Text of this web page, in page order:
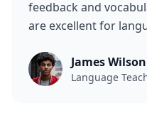
feedback and
are excellent for
James Wilson
Language